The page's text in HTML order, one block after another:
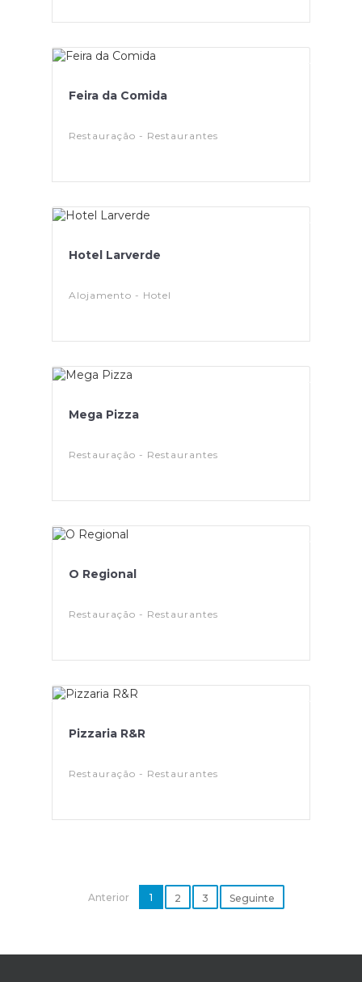
Feira da Comida
Restauração - Restaurantes
Hotel Larverde
Alojamento - Hotel
Mega Pizza
Restauração - Restaurantes
O Regional
Restauração - Restaurantes
Pizzaria R&R
Restauração - Restaurantes
Anterior 1 2 3 Seguinte